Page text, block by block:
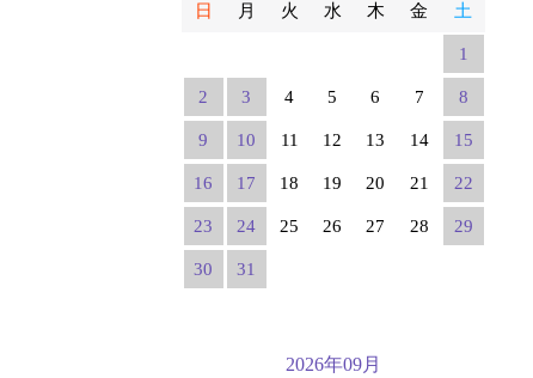
日 月 火 水 木 金 土
1
2 3 4 5 6 7 8
9 10 11 12 13 14 15
16 17 18 19 20 21 22
23 24 25 26 27 28 29
30 31
2026年09月